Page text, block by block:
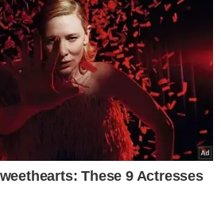
pode variar de pessoa para pessoa
apontam especialistas (Foto: Reprodução/